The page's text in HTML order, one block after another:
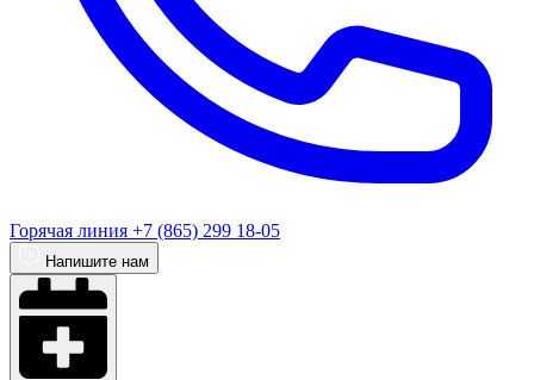
Горячая линия +7 (865) 299 18-05
Напишите нам